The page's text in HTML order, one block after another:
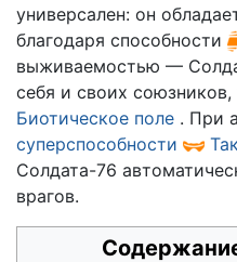
универсален: он
благодаря способности
выживаемостью —
себя и своих союзников,
Биотическое поле . При
суперспособности
Солдата-76
врагов.